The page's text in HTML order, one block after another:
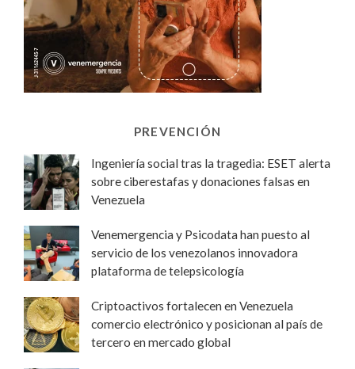
PREVENCIÓN
Ingeniería social tras la tragedia: ESET alerta
sobre ciberestafas y donaciones falsas en
Venezuela
Venemergencia y Psicodata han puesto al
servicio de los venezolanos innovadora
plataforma de telepsicología
Criptoactivos fortalecen en Venezuela
comercio electrónico y posicionan al país de
tercero en mercado global